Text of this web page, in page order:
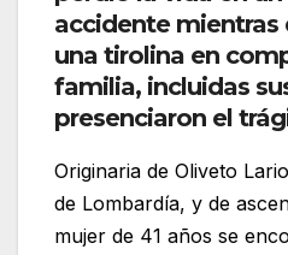
accidente mientras
una tirolina en
familia, incluidas
presenciaron el
Originaria de Oliveto
de Lombardía, y de
mujer de 41 años se